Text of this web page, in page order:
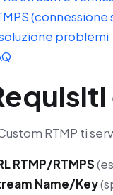
(connessione
problemi
RTMP ti
RTMP/RTMPS
Name/Key